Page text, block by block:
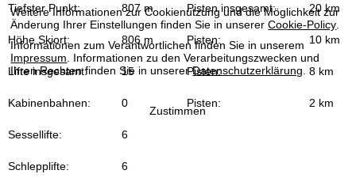
Weitere Informationen zur Cookienutzung und die Möglichkeit zur
Änderung Ihrer Einstellungen finden Sie in unsererCookie-Policy.
Informationen zum Verantwortlichen finden Sie in unserem
Impressum. Informationen zu den Verarbeitungszwecken und
Ihren Rechten finden Sie in unsererDatenschutzerklärung.
Zustimmen
s
e
Tiefster Punkt: 807 m Pisten insgesamt: 20 km
Höhe Skiort: 806 m Pisten: 10 km
Lifte insgesamt: 15 Pisten: 8 km
Kabinenbahnen: 0 Pisten: 2 km
Sessellifte: 6
Schlepplifte: 6